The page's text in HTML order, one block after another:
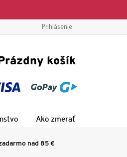
Prihlásenie
košík
Ako zmerať
nad 85 €